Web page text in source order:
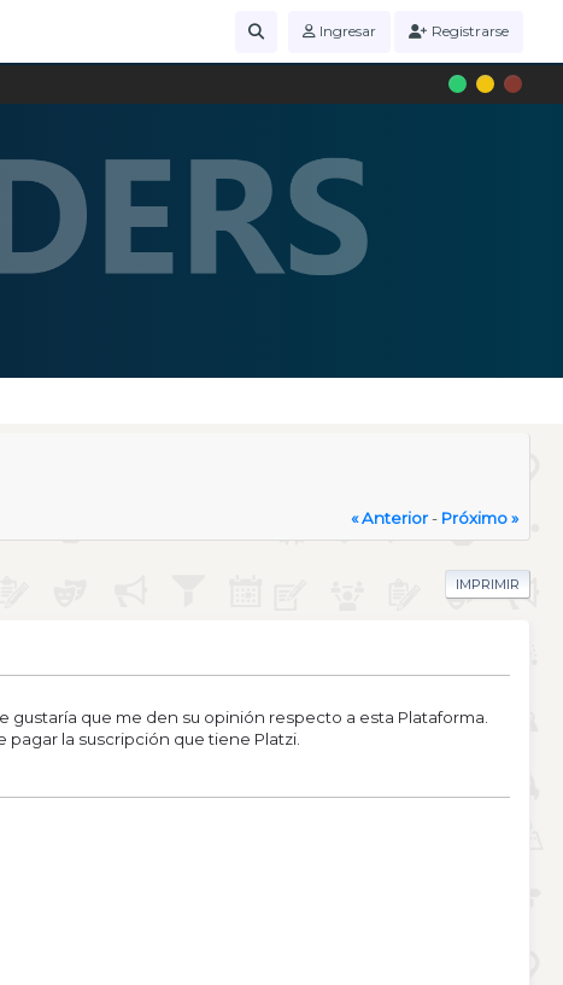
Ingresar Registrarse
« Anterior- Próximo »
IMPRIMIR
que me den su opinión respecto a esta Plataforma.
la suscripción que tiene Platzi.